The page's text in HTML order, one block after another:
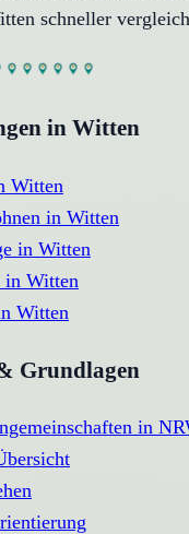
schneller
in Witten
Witten
in Witten
in Witten
in Witten
Witten
Grundlagen
in